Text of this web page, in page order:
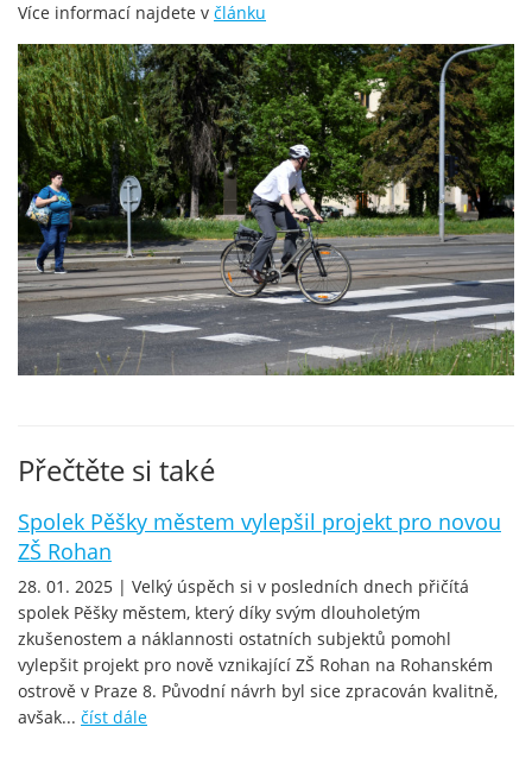
Více informací najdete v článku
Přečtěte si také
Spolek Pěšky městem vylepšil projekt pro novou
ZŠ Rohan
28. 01. 2025 | Velký úspěch si v posledních dnech přičítá
spolek Pěšky městem, který díky svým dlouholetým
zkušenostem a náklannosti ostatních subjektů pomohl
vylepšit projekt pro nově vznikající ZŠ Rohan na Rohanském
ostrově v Praze 8. Původní návrh byl sice zpracován kvalitně,
avšak... číst dále